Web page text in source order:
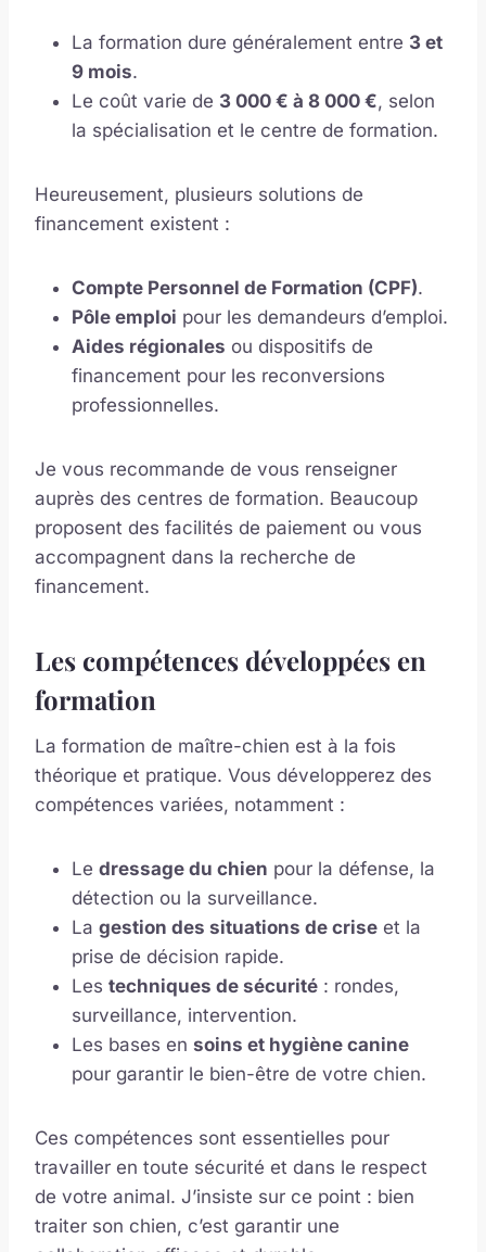
La formation dure généralement entre 3 et
9 mois.
Le coût varie de 3 000 € à 8 000 €, selon
la spécialisation et le centre de formation.
Heureusement, plusieurs solutions de
financement existent :
Compte Personnel de Formation (CPF).
Pôle emploi pour les demandeurs d’emploi.
Aides régionales ou dispositifs de
financement pour les reconversions
professionnelles.
Je vous recommande de vous renseigner
auprès des centres de formation. Beaucoup
proposent des facilités de paiement ou vous
accompagnent dans la recherche de
financement.
Les compétences développées en
formation
La formation de maître-chien est à la fois
théorique et pratique. Vous développerez des
compétences variées, notamment :
Le dressage du chien pour la défense, la
détection ou la surveillance.
La gestion des situations de crise et la
prise de décision rapide.
Les techniques de sécurité : rondes,
surveillance, intervention.
Les bases en soins et hygiène canine
pour garantir le bien-être de votre chien.
Ces compétences sont essentielles pour
travailler en toute sécurité et dans le respect
de votre animal. J’insiste sur ce point : bien
traiter son chien, c’est garantir une